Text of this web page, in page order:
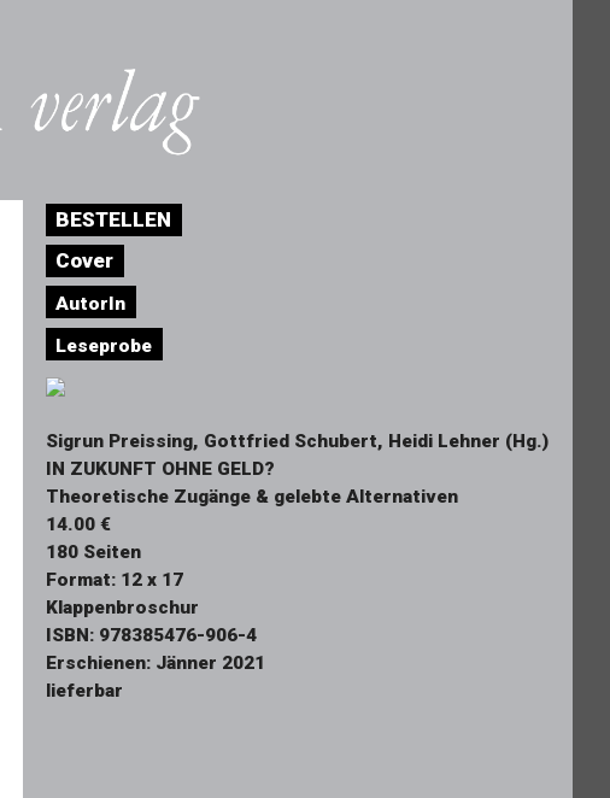
BESTELLEN
Cover
AutorIn
Leseprobe
Sigrun Preissing, Gottfried Schubert, Heidi Lehner (Hg.)
IN ZUKUNFT OHNE GELD?
Theoretische Zugänge & gelebte Alternativen
14.00 €
180 Seiten
Format: 12 x 17
Klappenbroschur
ISBN: 978385476-906-4
Erschienen: Jänner 2021
lieferbar